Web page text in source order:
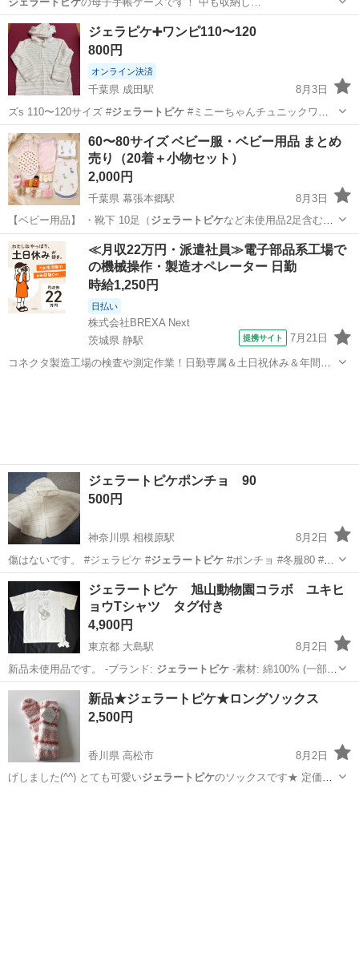
滋賀 草津市 草津駅
ジェラピケ➕ワンピ110〜120
800円
オンライン決済
千葉県 成田駅
8月3日
ズs 110〜120サイズ #ジェラートピケ#ミニーちゃんチュニックワン
ピ …
千葉 成田市 成田駅 キッズ用品 ジェラートピケ
60〜80サイズ ベビー服・ベビー用品 まとめ
売り（20着＋小物セット）
2,000円
千葉県 幕張本郷駅
8月3日
【ベビー用品】 ・靴下 10足（ ジェラートピケなど未使用品2足含む）
・スリーパ…
千葉 千葉市 幕張本郷駅 キッズ用品
≪月収22万円・派遣社員≫電子部品系工場で
の機械操作・製造オペレーター 日勤
時給1,250円
日払い
株式会社BREXA Next
茨城県 静駅
提携サイト 7月21日
コネクタ製造工場の検査や測定作業！日勤専属＆土日祝休み＆年間休
ジェラートピケポンチョ 90
500円
神奈川県 相模原駅
8月2日
傷はないです。 #ジェラピケ #ジェラートピケ#ポンチョ #冬服80 #冬
服9…
神奈川 相模原市 相模原駅 ベビー用品 ジェラピケ
ジェラートピケ 旭山動物園コラボ ユキヒ
ョウTシャツ タグ付き
4,900円
東京都 大島駅
8月2日
新品未使用品です。 -ブランド: ジェラートピケ-素材: 綿100% (一部
に…
東京 江東区 大島駅 シャツ ジェラートピケ
新品★ジェラートピケ★ロングソックス
2,500円
香川県 高松市
8月2日
げしました(^^) とても可愛いジェラートピケのソックスです★ 定価